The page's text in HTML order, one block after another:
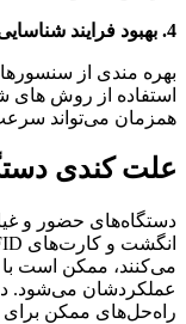
4. بهبود فرایند شناسایی
بهره مندی از
استفاده از روش های
همزمان می‌تواند سرعت
علت کندی
دستگاه‌های حضور و
می‌کنند، ممکن است
عملکردشان می‌شود. در
راه‌حل‌های ممکن